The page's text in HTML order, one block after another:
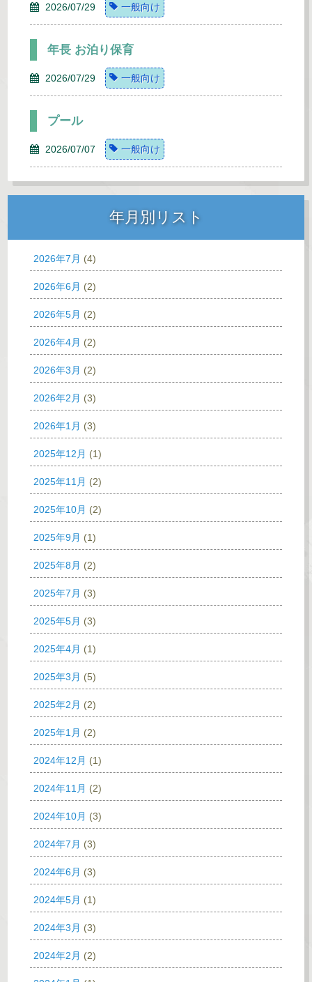
2026/07/29 一般向け
年長 お泊り保育
2026/07/29 一般向け
プール
2026/07/07 一般向け
年月別リスト
2026年7月 (4)
2026年6月 (2)
2026年5月 (2)
2026年4月 (2)
2026年3月 (2)
2026年2月 (3)
2026年1月 (3)
2025年12月 (1)
2025年11月 (2)
2025年10月 (2)
2025年9月 (1)
2025年8月 (2)
2025年7月 (3)
2025年5月 (3)
2025年4月 (1)
2025年3月 (5)
2025年2月 (2)
2025年1月 (2)
2024年12月 (1)
2024年11月 (2)
2024年10月 (3)
2024年7月 (3)
2024年6月 (3)
2024年5月 (1)
2024年3月 (3)
2024年2月 (2)